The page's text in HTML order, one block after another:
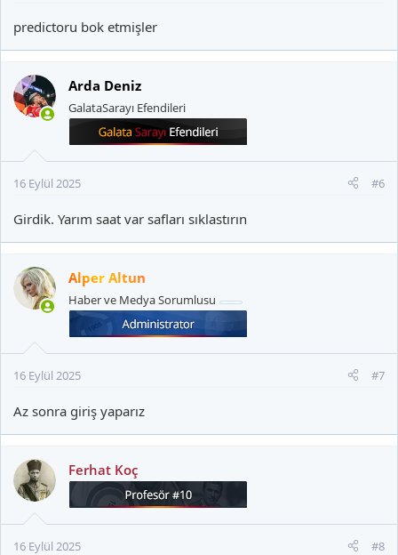
predictoru bok etmişler
Arda Deniz
GalataSarayı Efendileri
16 Eylül 2025 #6
Girdik. Yarım saat var safları sıklastırın
Alper Altun
Haber ve Medya Sorumlusu
16 Eylül 2025 #7
Az sonra giriş yaparız
Ferhat Koç
16 Eylül 2025 #8